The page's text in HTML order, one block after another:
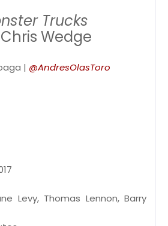
Trucks
Chris Wedge
| @AndresOlasToro
Levy, Thomas Lennon, Barry